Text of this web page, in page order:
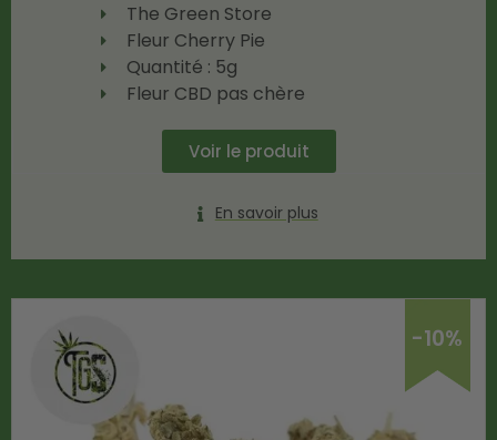
The Green Store
Fleur Cherry Pie
Quantité : 5g
Fleur CBD pas chère
Voir le produit
En savoir plus
-10%